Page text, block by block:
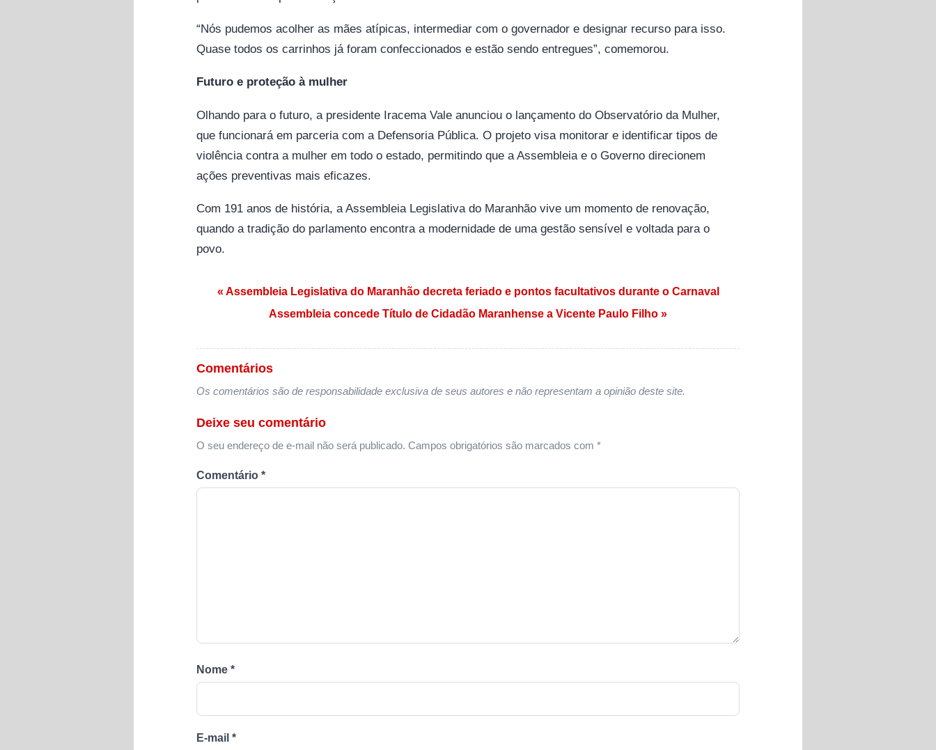
“Nós pudemos acolher as mães atípicas, intermediar com o governador e designar recurso para isso.
Quase todos os carrinhos já foram confeccionados e estão sendo entregues”, comemorou.
Futuro e proteção à mulher
Olhando para o futuro, a presidente Iracema Vale anunciou o lançamento do Observatório da Mulher,
que funcionará em parceria com a Defensoria Pública. O projeto visa monitorar e identificar tipos de
violência contra a mulher em todo o estado, permitindo que a Assembleia e o Governo direcionem
ações preventivas mais eficazes.
Com 191 anos de história, a Assembleia Legislativa do Maranhão vive um momento de renovação,
quando a tradição do parlamento encontra a modernidade de uma gestão sensível e voltada para o
povo.
Navegação de Post
« Assembleia Legislativa do Maranhão decreta feriado e pontos facultativos durante o Carnaval
Assembleia concede Título de Cidadão Maranhense a Vicente Paulo Filho »
Comentários
Os comentários são de responsabilidade exclusiva de seus autores e não representam a opinião deste site.
Deixe seu comentário
O seu endereço de e-mail não será publicado. Campos obrigatórios são marcados com *
Comentário *
Nome *
E-mail *